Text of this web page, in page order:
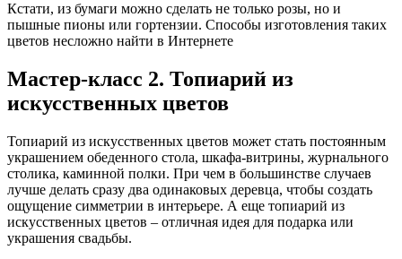
Кстати, из бумаги можно сделать не только розы, но и
пышные пионы или гортензии. Способы изготовления таких
цветов несложно найти в Интернете
Мастер-класс 2. Топиарий из
искусственных цветов
Топиарий из искусственных цветов может стать постоянным
украшением обеденного стола, шкафа-витрины, журнального
столика, каминной полки. При чем в большинстве случаев
лучше делать сразу два одинаковых деревца, чтобы создать
ощущение симметрии в интерьере. А еще топиарий из
искусственных цветов – отличная идея для подарка или
украшения свадьбы.